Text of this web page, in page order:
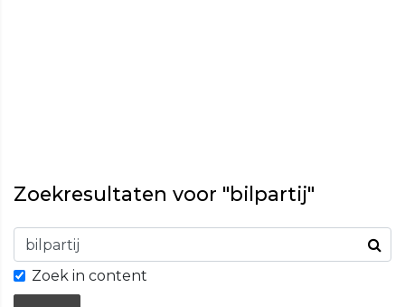
Zoekresultaten voor "bilpartij"
Zoek in content